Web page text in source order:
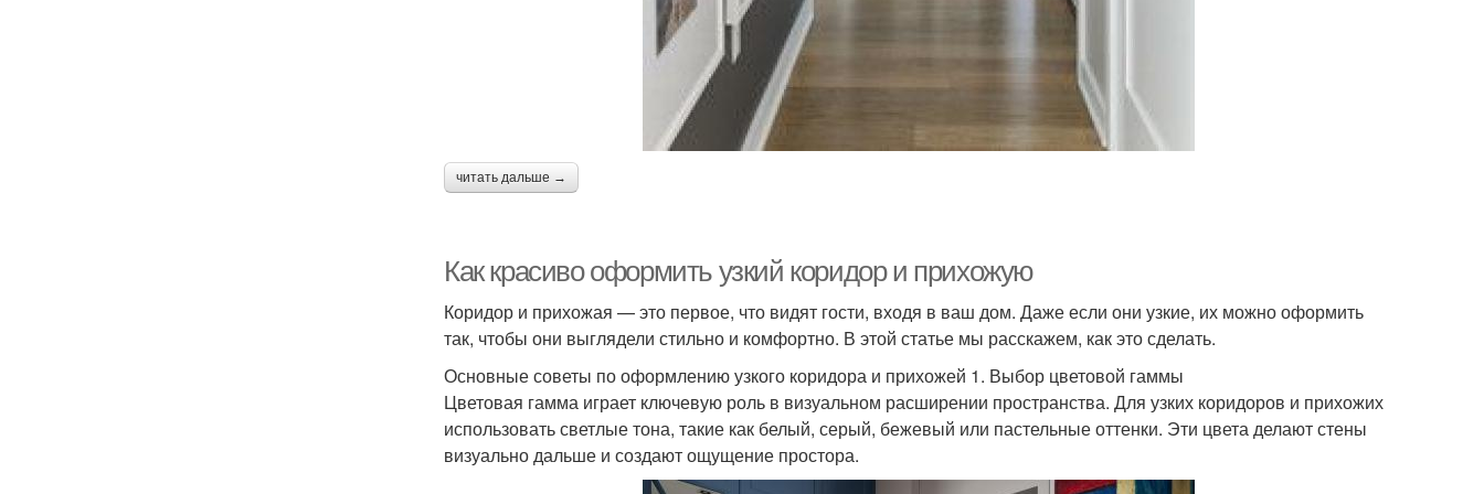
читать дальше →
Как красиво оформить узкий коридор и прихожую
Коридор и прихожая — это первое, что видят гости, входя в ваш дом. Даже если они узкие, их можно оформить
так, чтобы они выглядели стильно и комфортно. В этой статье мы расскажем, как это сделать.
Основные советы по оформлению узкого коридора и прихожей 1. Выбор цветовой гаммы
Цветовая гамма играет ключевую роль в визуальном расширении пространства. Для узких коридоров и прихожих
использовать светлые тона, такие как белый, серый, бежевый или пастельные оттенки. Эти цвета делают стены
визуально дальше и создают ощущение простора.